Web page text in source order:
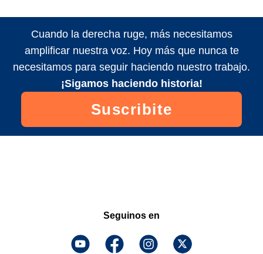
Cuando la derecha ruge, más necesitamos
amplificar nuestra voz. Hoy más que nunca te
necesitamos para seguir haciendo nuestro trabajo.
¡Sigamos haciendo historia!
Suscribite
Seguinos en